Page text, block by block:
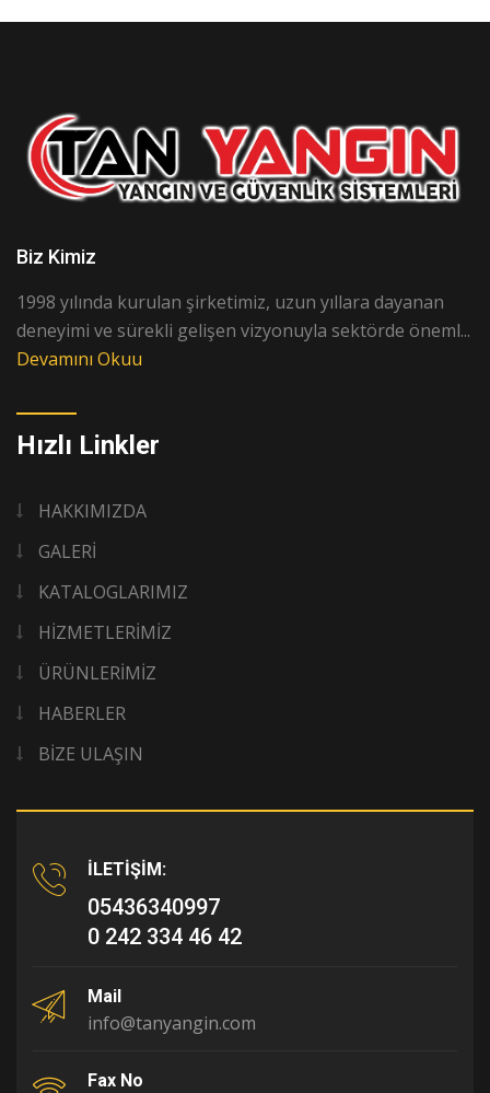
Biz Kimiz
1998 yılında kurulan şirketimiz, uzun yıllara dayanan
deneyimi ve sürekli gelişen vizyonuyla sektörde öneml...
Devamını Okuu
Hızlı Linkler
HAKKIMIZDA
GALERİ
KATALOGLARIMIZ
HİZMETLERİMİZ
ÜRÜNLERİMİZ
HABERLER
BİZE ULAŞIN
İLETİŞİM:
05436340997
0 242 334 46 42
Mail
info@tanyangin.com
Fax No